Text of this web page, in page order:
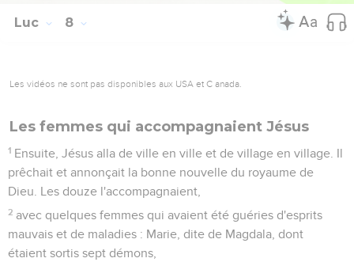
Luc 8
Les vidéos ne sont pas disponibles aux USA et C anada.
Les femmes qui accompagnaient Jésus
1 Ensuite, Jésus alla de ville en ville et de village en village. Il
prêchait et annonçait la bonne nouvelle du royaume de
Dieu. Les douze l'accompagnaient,
2 avec quelques femmes qui avaient été guéries d'esprits
mauvais et de maladies : Marie, dite de Magdala, dont
étaient sortis sept démons,